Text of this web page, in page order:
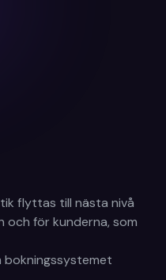
flyttas till nästa nivå
och för kunderna, som
bokningssystemet